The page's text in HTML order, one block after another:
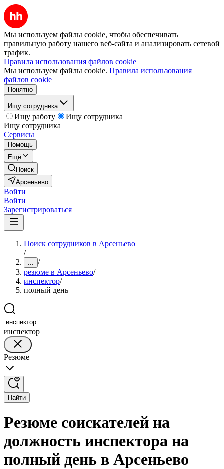
Мы используем файлы cookie, чтобы обеспечивать
правильную работу нашего веб-сайта и анализировать сетевой
трафик.
Правила использования файлов cookie
Мы используем файлы cookie. Правила использования
файлов cookie
Понятно
Ищу сотрудника
Ищу работу
Ищу сотрудника
Ищу сотрудника
Сервисы
Помощь
Ещё
Поиск
Арсеньево
Войти
Войти
Зарегистрироваться
Поиск сотрудников в Арсеньево
/
... /
резюме в Арсеньево/
инспектор/
полный день
инспектор
Резюме
Найти
Резюме соискателей на
должность инспектора на
полный день в Арсеньево